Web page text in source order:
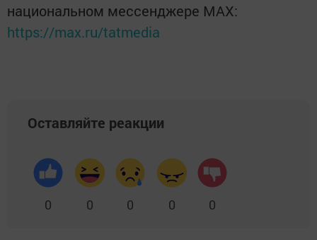
национальном мессенджере MАХ:
https://max.ru/tatmedia
Оставляйте реакции
0 0 0 0 0